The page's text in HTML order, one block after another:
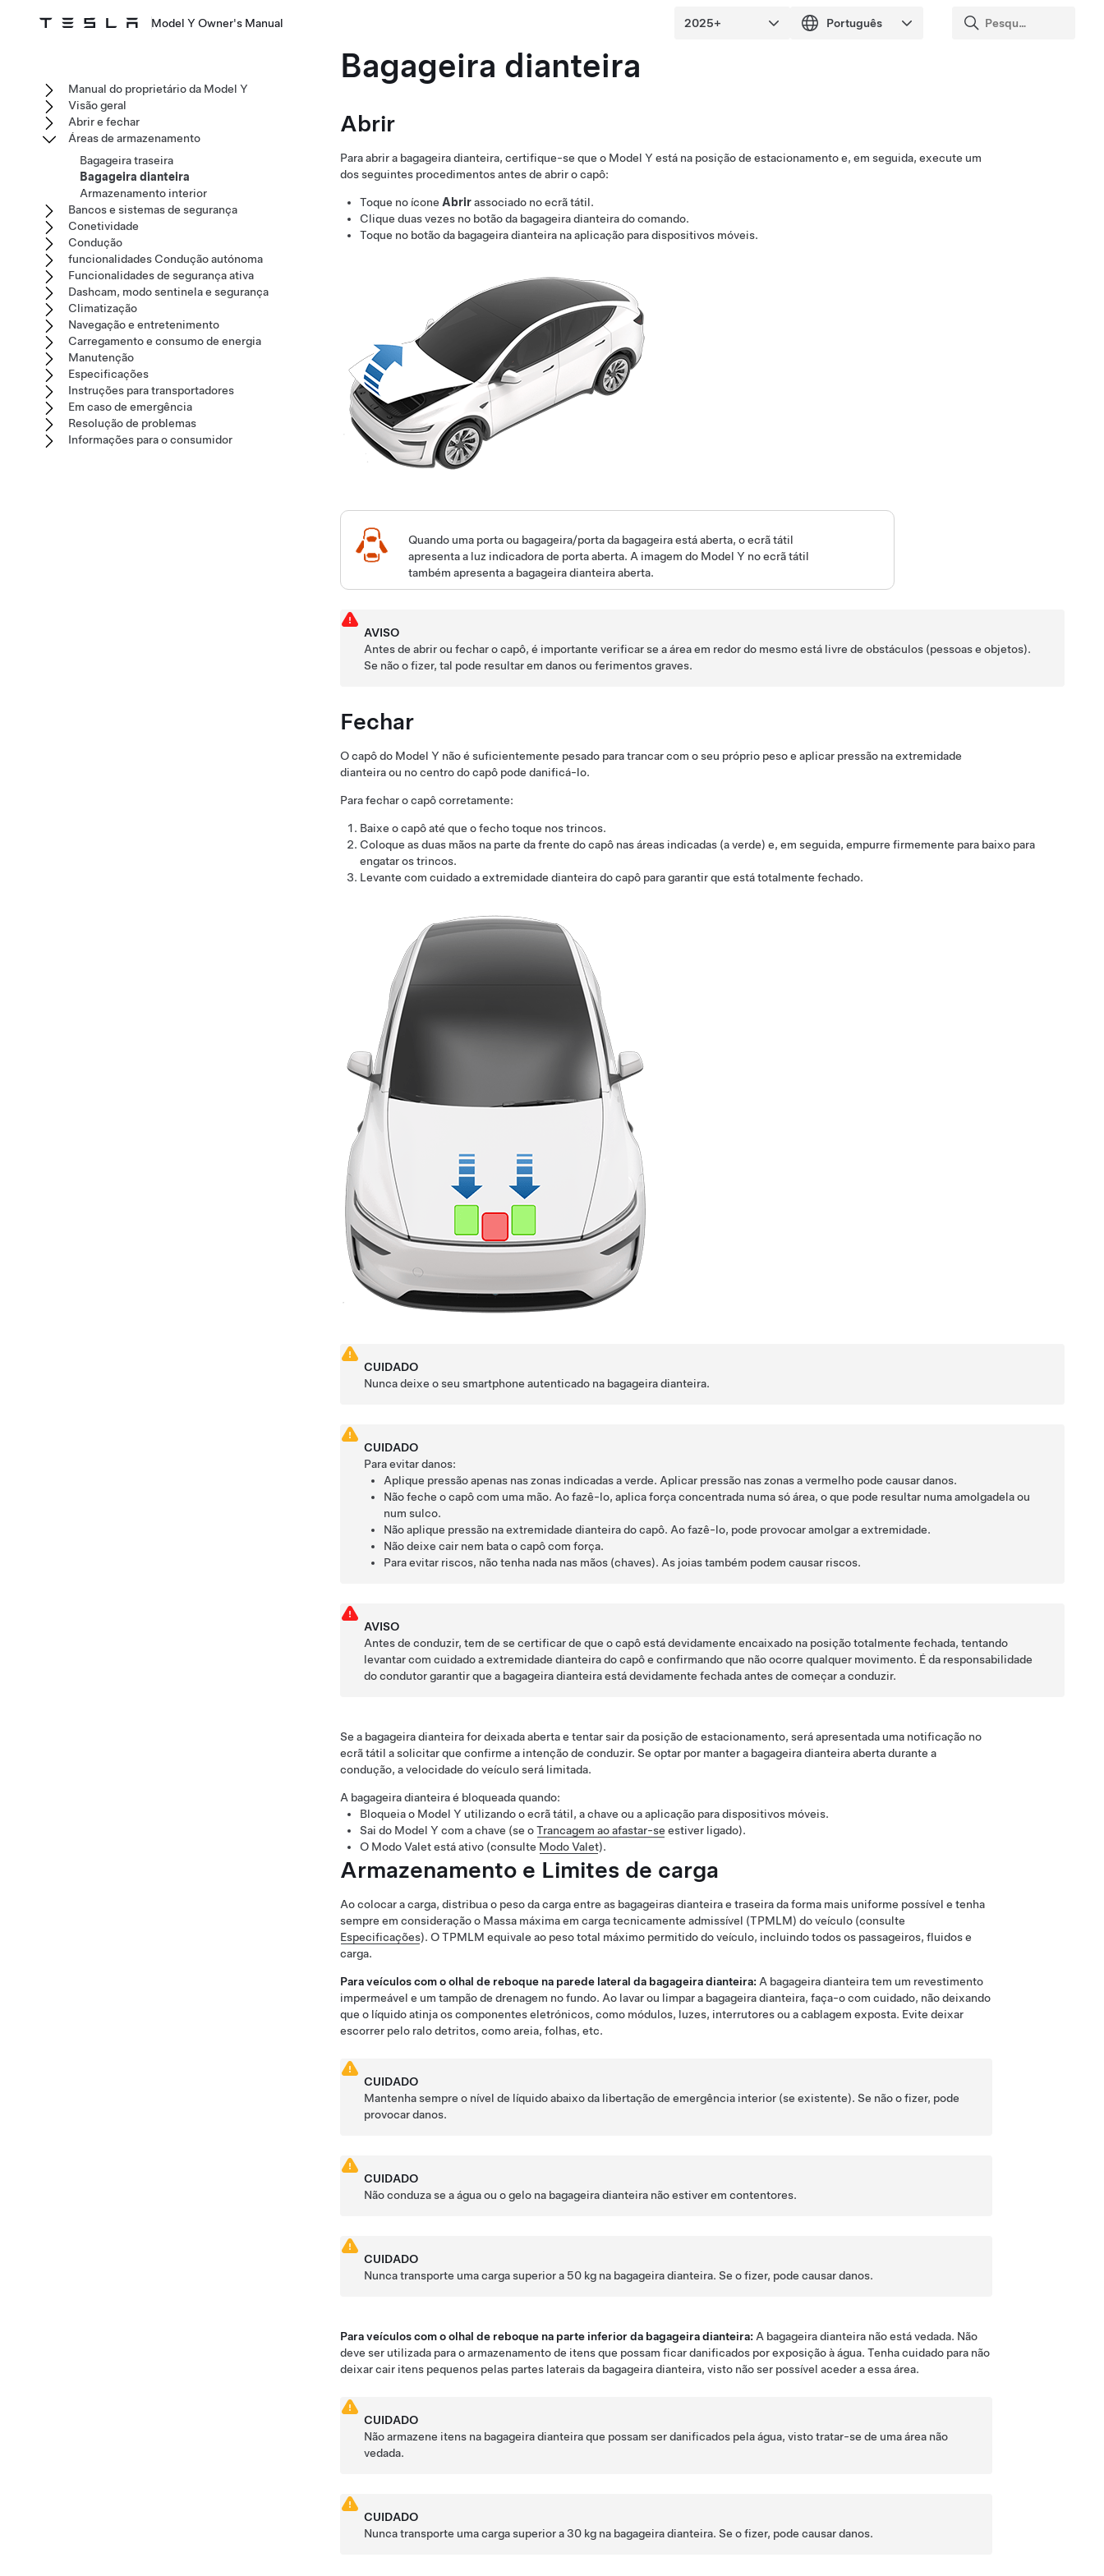
Model Y Owner's Manual
Bagageira dianteira
Abrir
Para abrir a bagageira dianteira, certifique-se que o Model Y está na posição de estacionamento e, em seguida, execute um
dos seguintes procedimentos antes de abrir o capô:
Toque no ícone Abrirassociado no ecrã tátil.
Clique duas vezes no botão da bagageira dianteira do comando.
Toque no botão da bagageira dianteira na aplicação para dispositivos móveis.
Quando uma porta ou bagageira/porta da bagageira está aberta, o ecrã tátil
apresenta a luz indicadora de porta aberta. A imagem do Model Y no ecrã tátil
também apresenta a bagageira dianteira aberta.
AVISO
Antes de abrir ou fechar o capô, é importante verificar se a área em redor do mesmo está livre de obstáculos (pessoas e objetos).
Se não o fizer, tal pode resultar em danos ou ferimentos graves.
Fechar
O capô do Model Y não é suficientemente pesado para trancar com o seu próprio peso e aplicar pressão na extremidade
dianteira ou no centro do capô pode danificá-lo.
Para fechar o capô corretamente:
Baixe o capô até que o fecho toque nos trincos.
Coloque as duas mãos na parte da frente do capô nas áreas indicadas (a verde) e, em seguida, empurre firmemente para baixo para
engatar os trincos.
Levante com cuidado a extremidade dianteira do capô para garantir que está totalmente fechado.
CUIDADO
Nunca deixe o seu smartphone autenticado na bagageira dianteira.
CUIDADO
Para evitar danos:
Aplique pressão apenas nas zonas indicadas a verde. Aplicar pressão nas zonas a vermelho pode causar danos.
Não feche o capô com uma mão. Ao fazê-lo, aplica força concentrada numa só área, o que pode resultar numa amolgadela ou
num sulco.
Não aplique pressão na extremidade dianteira do capô. Ao fazê-lo, pode provocar amolgar a extremidade.
Não deixe cair nem bata o capô com força.
Para evitar riscos, não tenha nada nas mãos (chaves). As joias também podem causar riscos.
AVISO
Antes de conduzir, tem de se certificar de que o capô está devidamente encaixado na posição totalmente fechada, tentando
levantar com cuidado a extremidade dianteira do capô e confirmando que não ocorre qualquer movimento. É da responsabilidade
do condutor garantir que a bagageira dianteira está devidamente fechada antes de começar a conduzir.
Se a bagageira dianteira for deixada aberta e tentar sair da posição de estacionamento, será apresentada uma notificação no
ecrã tátil a solicitar que confirme a intenção de conduzir. Se optar por manter a bagageira dianteira aberta durante a
condução, a velocidade do veículo será limitada.
A bagageira dianteira é bloqueada quando:
Bloqueia o Model Y utilizando o ecrã tátil, a chave ou a aplicação para dispositivos móveis.
Sai do Model Y com a chave (se oTrancagem ao afastar-se estiver ligado).
O Modo Valet está ativo (consulte Modo Valet).
Armazenamento e Limites de carga
Ao colocar a carga, distribua o peso da carga entre as bagageiras dianteira e traseira da forma mais uniforme possível e tenha
sempre em consideração o Massa máxima em carga tecnicamente admissível (TPMLM) do veículo (consulte
Especificações). OTPMLM equivale ao peso total máximo permitido do veículo, incluindo todos os passageiros, fluidos e
carga.
Para veículos com o olhal de reboque na parede lateral da bagageira dianteira: A bagageira dianteira tem um revestimento
impermeável e um tampão de drenagem no fundo. Ao lavar ou limpar a bagageira dianteira, faça-o com cuidado, não deixando
que o líquido atinja os componentes eletrónicos, como módulos, luzes, interrutores ou a cablagem exposta. Evite deixar
escorrer pelo ralo detritos, como areia, folhas, etc.
CUIDADO
Mantenha sempre o nível de líquido abaixo da libertação de emergência interior (se existente). Se não o fizer, pode
provocar danos.
CUIDADO
Não conduza se a água ou o gelo na bagageira dianteira não estiver em contentores.
CUIDADO
Nunca transporte uma carga superior a 50 kg na bagageira dianteira. Se o fizer, pode causar danos.
Para veículos com o olhal de reboque na parte inferior da bagageira dianteira: A bagageira dianteira não está vedada. Não
deve ser utilizada para o armazenamento de itens que possam ficar danificados por exposição à água. Tenha cuidado para não
deixar cair itens pequenos pelas partes laterais da bagageira dianteira, visto não ser possível aceder a essa área.
CUIDADO
Não armazene itens na bagageira dianteira que possam ser danificados pela água, visto tratar-se de uma área não
vedada.
CUIDADO
Nunca transporte uma carga superior a30 kg na bagageira dianteira. Se o fizer, pode causar danos.
Manual do proprietário da Model Y
Visão geral
Abrir e fechar
Áreas de armazenamento
Bagageira traseira
Bagageira dianteira
Armazenamento interior
Bancos e sistemas de segurança
Conetividade
Condução
funcionalidades Condução autónoma
Funcionalidades de segurança ativa
Dashcam, modo sentinela e segurança
Climatização
Navegação e entretenimento
Carregamento e consumo de energia
Manutenção
Especificações
Instruções para transportadores
Em caso de emergência
Resolução de problemas
Informações para o consumidor